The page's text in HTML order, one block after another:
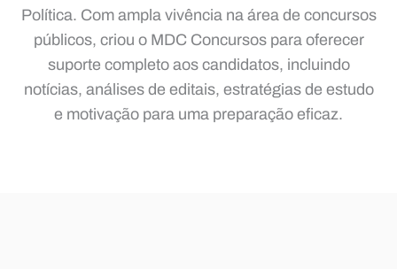
Política. Com ampla vivência na área de concursos
públicos, criou o MDC Concursos para oferecer
suporte completo aos candidatos, incluindo
notícias, análises de editais, estratégias de estudo
e motivação para uma preparação eficaz.